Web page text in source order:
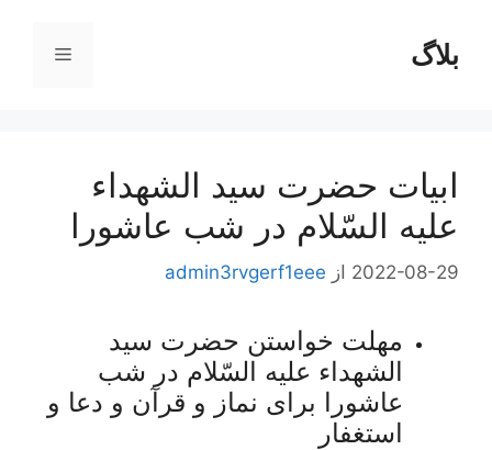
محتوابلاگ فهرست
ابيات‌ حضرت‌ سيد الشهداء
عليه‌ السّلام‌ در شب‌ عاشورا
2022-08-29 از admin3rvgerf1eee
مهلت‌ خواستن‌ حضرت‌ سید
الشهداء علیه‌ السّلام‌ در شب‌
عاشورا برای‌ نماز و قرآن‌ و دعا و
استغفار